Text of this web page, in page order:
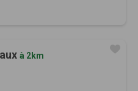
à 2km